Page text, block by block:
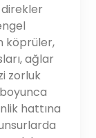
köprüler,
ağlar
zorluk
hattına